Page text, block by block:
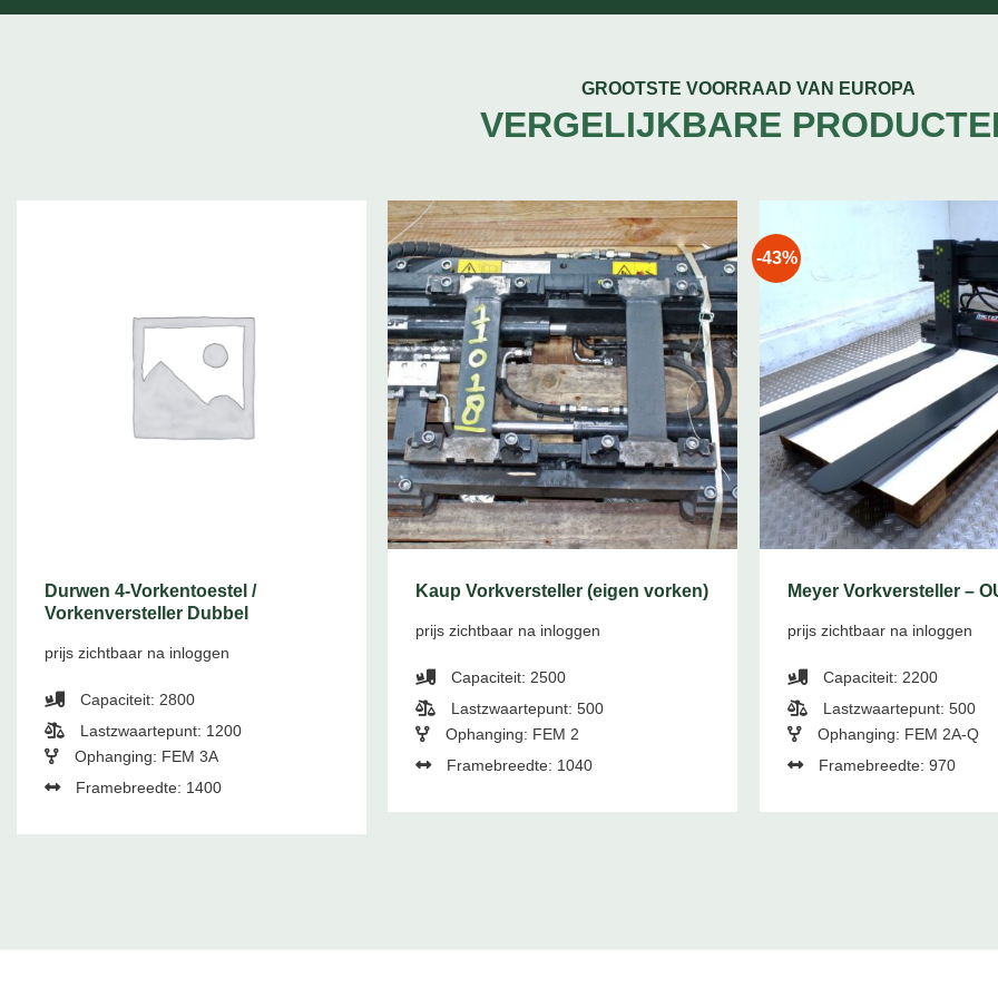
GROOTSTE VOORRAAD VAN EUROPA
VERGELIJKBARE
Durwen 4-Vorkentoestel /
Vorkenversteller Dubbel
prijs zichtbaar na inloggen
Capaciteit: 2800
Lastzwaartepunt: 1200
Ophanging: FEM 3A
Framebreedte: 1400
Kaup Vorkversteller (eigen vorken)
prijs zichtbaar na inloggen
Capaciteit: 2500
Lastzwaartepunt: 500
Ophanging: FEM 2
Framebreedte: 1040
-43%
Meyer Vorkversteller –
prijs zichtbaar na inloggen
Capaciteit: 2200
Lastzwaartepunt: 500
Ophanging: FEM 2A-Q
Framebreedte: 970